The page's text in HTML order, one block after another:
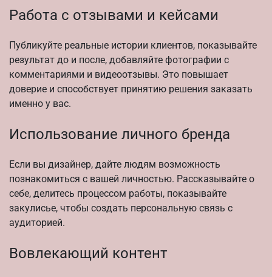
Работа с отзывами и кейсами
Публикуйте реальные истории клиентов, показывайте
результат до и после, добавляйте фотографии с
комментариями и видеоотзывы. Это повышает
доверие и способствует принятию решения заказать
именно у вас.
Использование личного бренда
Если вы дизайнер, дайте людям возможность
познакомиться с вашей личностью. Рассказывайте о
себе, делитесь процессом работы, показывайте
закулисье, чтобы создать персональную связь с
аудиторией.
Вовлекающий контент